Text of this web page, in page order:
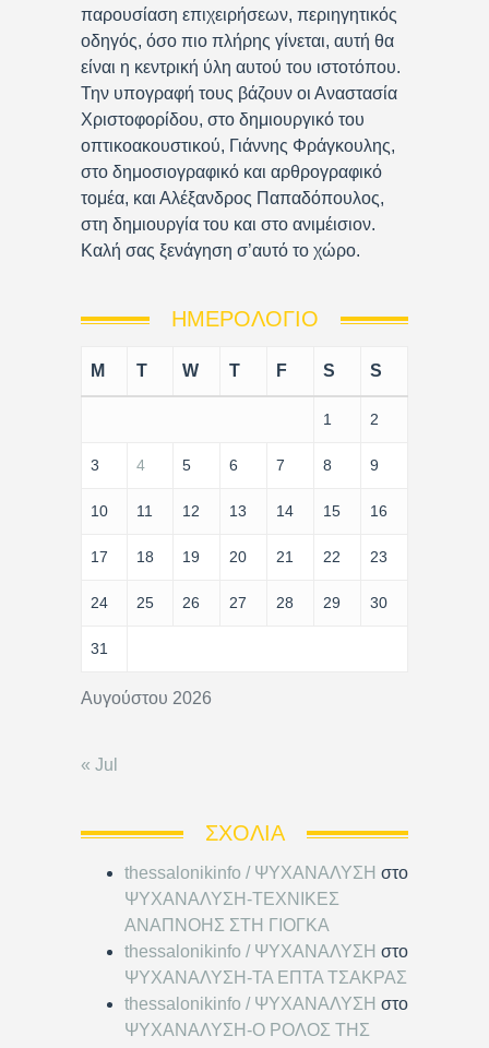
παρουσίαση επιχειρήσεων, περιηγητικός
οδηγός, όσο πιο πλήρης γίνεται, αυτή θα
είναι η κεντρική ύλη αυτού του ιστοτόπου.
Την υπογραφή τους βάζουν οι Αναστασία
Χριστοφορίδου, στο δημιουργικό του
οπτικοακουστικού, Γιάννης Φράγκουλης,
στο δημοσιογραφικό και αρθρογραφικό
τομέα, και Αλέξανδρος Παπαδόπουλος,
στη δημιουργία του και στο ανιμέισιον.
Καλή σας ξενάγηση σ’αυτό το χώρο.
ΗΜΕΡΟΛΌΓΙΟ
Αυγούστου 2026
M T W T F S S
1 2
3 4 5 6 7 8 9
10 11 12 13 14 15 16
17 18 19 20 21 22 23
24 25 26 27 28 29 30
31
« Jul
ΣΧΌΛΙΑ
thessalonikinfo / ΨΥΧΑΝΑΛΥΣΗ στο
ΨΥΧΑΝΑΛΥΣΗ-ΤΕΧΝΙΚΕΣ
ΑΝΑΠΝΟΗΣ ΣΤΗ ΓΙΟΓΚΑ
thessalonikinfo / ΨΥΧΑΝΑΛΥΣΗ στο
ΨΥΧΑΝΑΛΥΣΗ-ΤΑ ΕΠΤΑ ΤΣΑΚΡΑΣ
thessalonikinfo / ΨΥΧΑΝΑΛΥΣΗ στο
ΨΥΧΑΝΑΛΥΣΗ-Ο ΡΟΛΟΣ ΤΗΣ